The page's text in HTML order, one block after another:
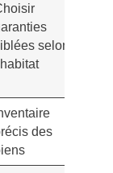
selon
des